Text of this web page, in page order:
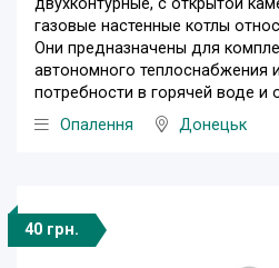
двухконтурные, с открытой
газовые настенные котлы
Они предназначены для
автономного теплоснабжения
потребности в горячей воде и
Опалення
Донецьк
40 грн.